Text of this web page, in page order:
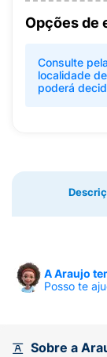
Opções de
Consulte
localidade
poderá
A Araujo
Posso te
Sobre a